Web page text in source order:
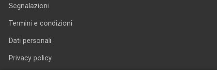
Segnalazioni
Termini e condizioni
Dati personali
Privacy policy